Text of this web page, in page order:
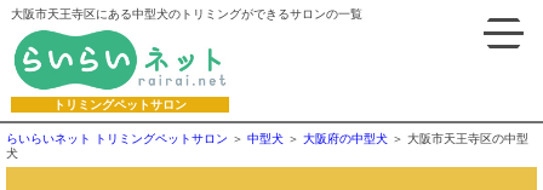
大阪市天王寺区にある中型犬のトリミングができるサロンの一覧
トリミングペットサロン
らいらいネット トリミングペットサロン 中型犬 大阪府の中型犬
大阪市天王寺区の中型
犬